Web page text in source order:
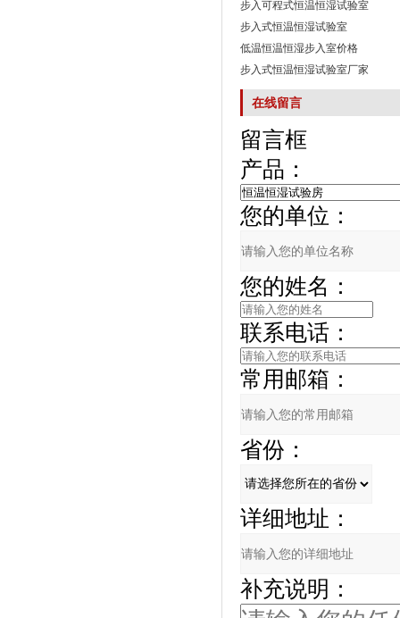
步入可程式恒温恒湿试验室
步入式恒温恒湿试验室
低温恒温恒湿步入室价格
步入式恒温恒湿试验室厂家
在线留言
留言框
产品：
您的单位：
您的姓名：
联系电话：
常用邮箱：
省份：
详细地址：
补充说明：